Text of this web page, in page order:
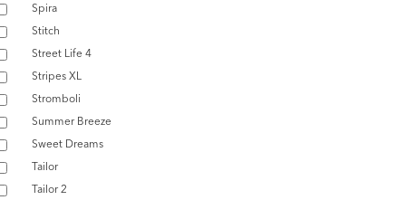
Spira
Stitch
Street Life 4
Stripes XL
Stromboli
Summer Breeze
Sweet Dreams
Tailor
Tailor 2